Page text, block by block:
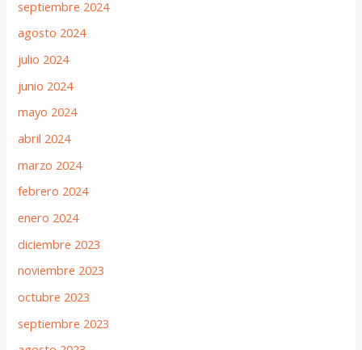
septiembre 2024
agosto 2024
julio 2024
junio 2024
mayo 2024
abril 2024
marzo 2024
febrero 2024
enero 2024
diciembre 2023
noviembre 2023
octubre 2023
septiembre 2023